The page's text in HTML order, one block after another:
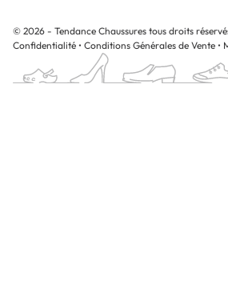
© 2026 - Tendance Chaussures tous droits
Confidentialité • Conditions Générales de Vente •